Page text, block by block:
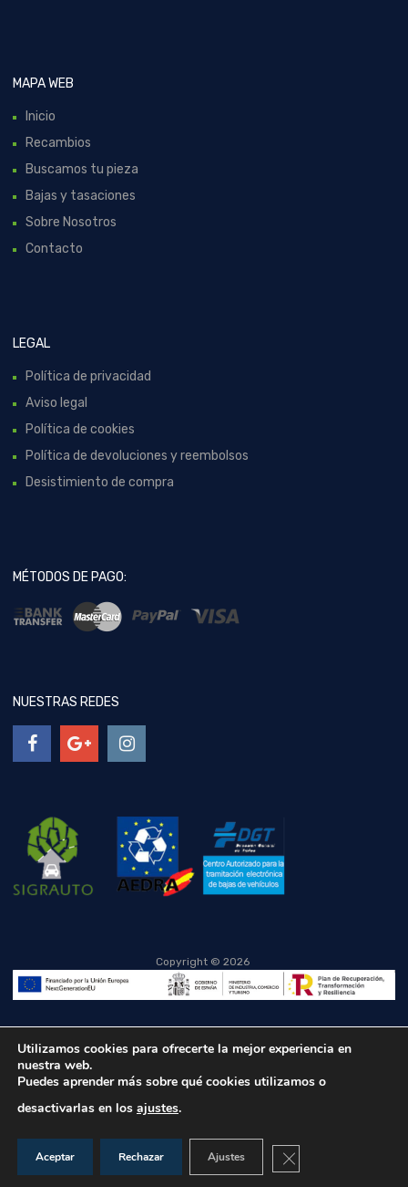
MAPA WEB
Inicio
Recambios
Buscamos tu pieza
Bajas y tasaciones
Sobre Nosotros
Contacto
LEGAL
Política de privacidad
Aviso legal
Política de cookies
Política de devoluciones y reembolsos
Desistimiento de compra
MÉTODOS DE PAGO:
NUESTRAS REDES
Copyright © 2026
Utilizamos cookies para ofrecerte la mejor experiencia en
nuestra web.
Puedes aprender más sobre qué cookies utilizamos o
desactivarlas en los ajustes.
Aceptar Rechazar Ajustes Cerrar el banner de